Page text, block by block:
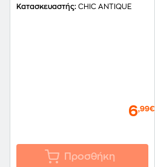
Κρεμαστή Μπάλα Γυάλινη
Κατασκευαστής: CHIC ANTIQUE
6,99€
Προσθήκη